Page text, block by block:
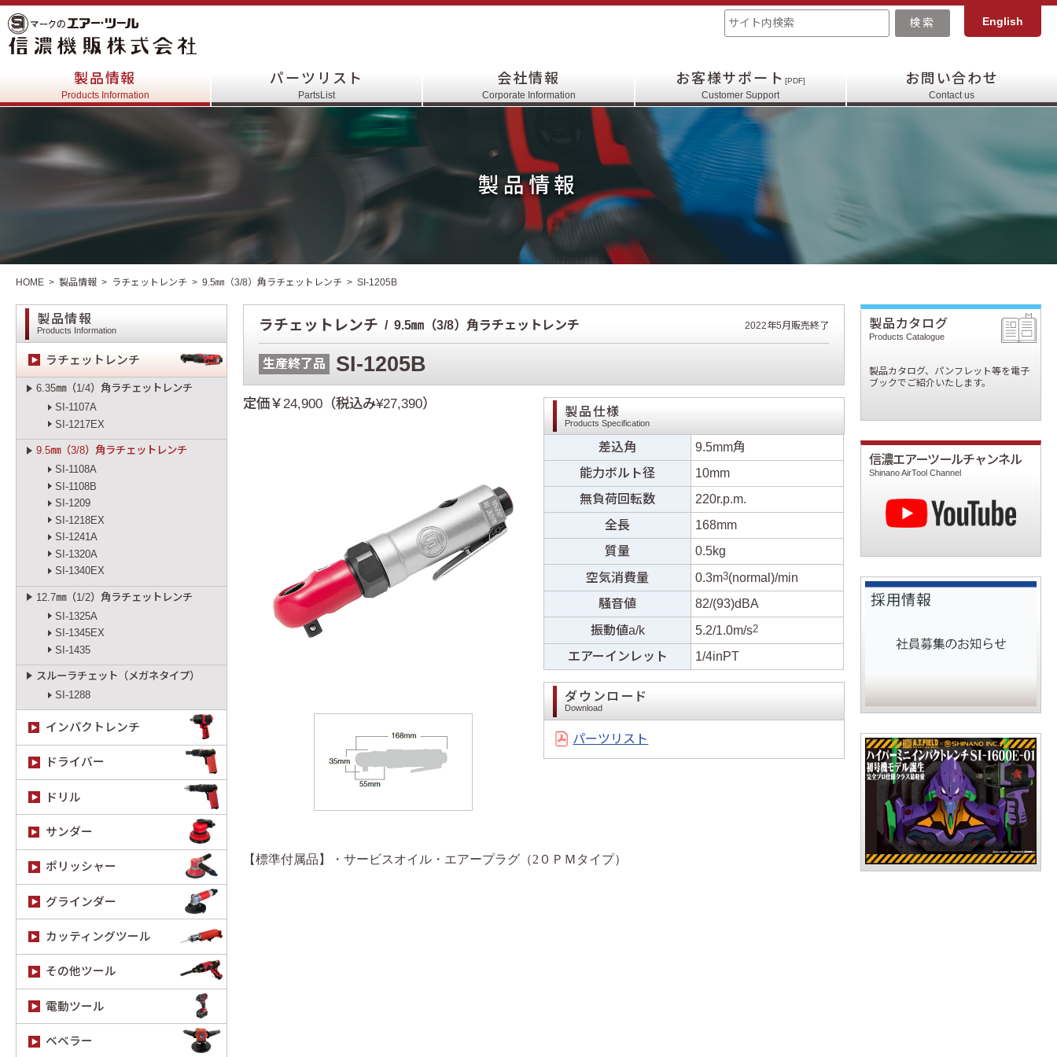
English
製品情報
Products Information
パーツリスト
PartsList
会社情報
Corporate Information
お客様サポート [PDF]
Customer Support
お問い合わせ
Contact us
製品情報
HOME 製品情報 ラチェットレンチ 9.5㎜（3/8）角ラチェットレンチ SI-1205B
製品情報
Products Information
ラチェットレンチ
6.35㎜（1/4）角ラチェットレンチ
SI-1107A
SI-1217EX
9.5㎜（3/8）角ラチェットレンチ
SI-1108A
SI-1108B
SI-1209
SI-1218EX
SI-1241A
SI-1320A
SI-1340EX
12.7㎜（1/2）角ラチェットレンチ
SI-1325A
SI-1345EX
SI-1435
スルーラチェット（メガネタイプ）
SI-1288
インパクトレンチ
ドライバー
ドリル
サンダー
ポリッシャー
グラインダー
カッティングツール
その他ツール
電動ツール
ベベラー
ラチェットレンチ 9.5㎜（3/8）角ラチェットレンチ 2022年5月販売終了
生産終了品 SI-1205B
定価￥24,900（税込み¥27,390） 製品仕様
Products Specification
差込角
9.5mm角
能力ボルト径
10mm
無負荷回転数
220r.p.m.
全長
168mm
質量
0.5kg
空気消費量
0.3m3(normal)/min
騒音値
82/(93)dBA
振動値a/k
5.2/1.0m/s2
エアーインレット 1/4inPT
ダウンロード
Download
パーツリスト
【標準付属品】・サービスオイル・エアープラグ（2０ＰＭタイプ）
製品カタログ
Products Catalogue
製品カタログ、パンフレット等を電子
ブックでご紹介いたします。
信濃エアーツールチャンネル
Shinano AirTool Channel